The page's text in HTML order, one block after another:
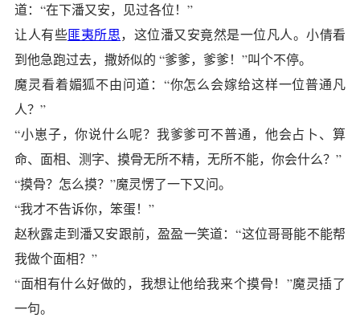
道：“在下潘又安，见过各位！”
让人有些匪夷所思，这位潘又安竟然是一位凡人。小倩看
到他急跑过去，撒娇似的 “爹爹，爹爹！”叫个不停。
魔灵看着媚狐不由问道：“你怎么会嫁给这样一位普通凡
人？”
“小崽子，你说什么呢？我爹爹可不普通，他会占卜、算
命、面相、测字、摸骨无所不精，无所不能，你会什么？”
“摸骨？怎么摸？”魔灵愣了一下又问。
“我才不告诉你，笨蛋！”
赵秋露走到潘又安跟前，盈盈一笑道：“这位哥哥能不能帮
我做个面相？”
“面相有什么好做的，我想让他给我来个摸骨！”魔灵插了
一句。